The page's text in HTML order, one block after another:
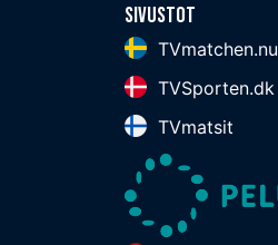
Sivustot
TVmatchen.nu
TVSporten.dk
TVmatsit